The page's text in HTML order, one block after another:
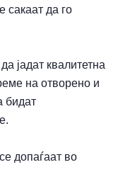
сакаат да го
јадат квалитетна
на отворено и
бидат
допаѓаат во